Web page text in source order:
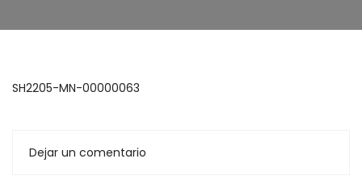
SH2205-MN-00000063
Dejar un comentario